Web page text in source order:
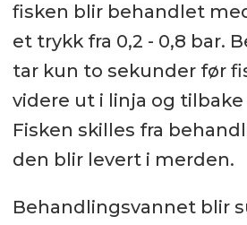
fisken blir behandlet
et trykk fra 0,2 - 0,8 bar.
tar kun to sekunder før
videre ut i linja og
Fisken skilles fra
den blir levert i merden.
Behandlingsvannet blir